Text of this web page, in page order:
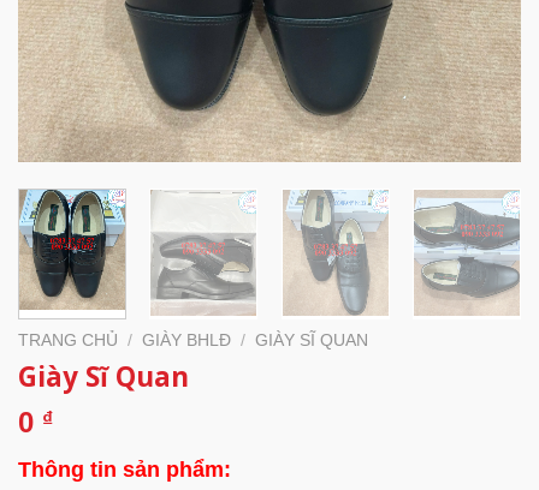
TRANG CHỦ / GIÀY BHLĐ / GIÀY SĨ QUAN
Giày Sĩ Quan
0 ₫
Thông tin sản phẩm: